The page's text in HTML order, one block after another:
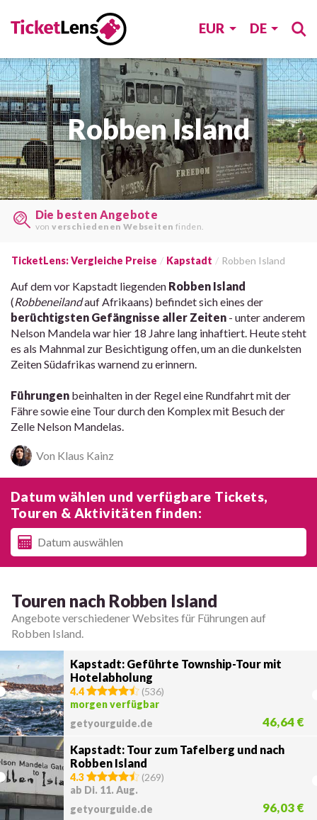
EUR DE
Robben Island
Die besten Angebote
vonverschiedenen Webseiten finden.
TicketLens: Vergleiche Preise Kapstadt Robben Island
Auf dem vor Kapstadt liegenden Robben Island
(Robbeneilandauf Afrikaans) befindet sich eines der
berüchtigsten Gefängnisse aller Zeiten - unter anderem
Nelson Mandela war hier 18 Jahre lang inhaftiert. Heute steht
es als Mahnmal zur Besichtigung offen, um an die dunkelsten
Zeiten Südafrikas warnend zu erinnern.
Führungen beinhalten in der Regel eine Rundfahrt mit der
Fähre sowie eine Tour durch den Komplex mit Besuch der
Zelle Nelson Mandelas.
Von Klaus Kainz
Datum wählen und verfügbare Tickets,
Touren & Aktivitäten finden:
Touren nach Robben Island
Angebote verschiedener Websites für Führungen auf
Robben Island.
Kapstadt: Geführte Township-Tour mit
Hotelabholung
4.4 (536)
morgen verfügbar
getyourguide.de
46,64 €
Kapstadt: Tour zum Tafelberg und nach
Robben Island
4.3 (269)
ab Di. 11. Aug.
getyourguide.de
96,03 €